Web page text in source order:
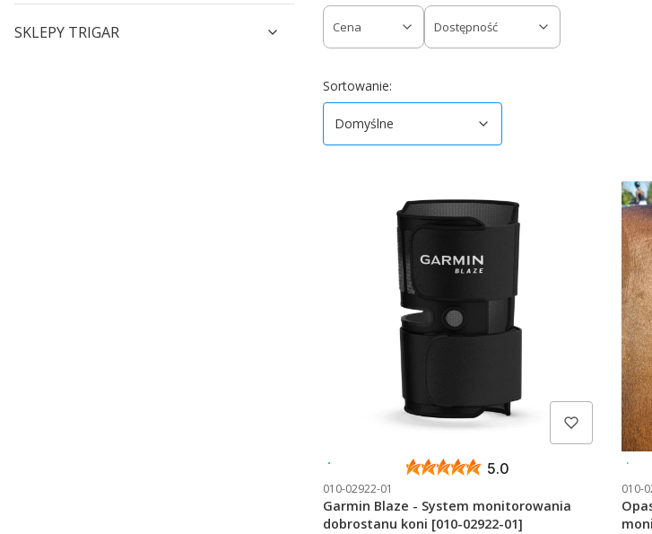
SKLEPY TRIGAR Cena Dostępność
Sortowanie:
Domyślne
5.0
010-02922-01
Garmin Blaze - System monitorowania
dobrostanu koni [010-02922-01]
010-